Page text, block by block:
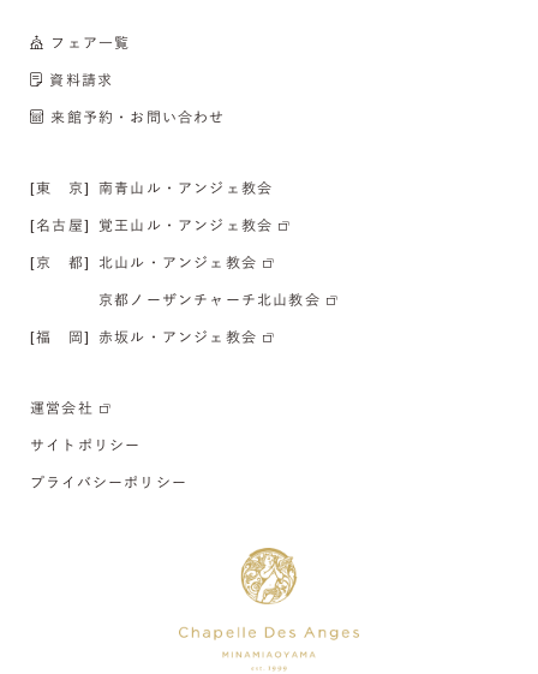
フェア一覧
資料請求
来館予約・お問い合わせ
[東 京] 南青山ル・アンジェ教会
[名古屋] 覚王山ル・アンジェ教会
[京 都] 北山ル・アンジェ教会
京都ノーザンチャーチ北山教会
[福 岡] 赤坂ル・アンジェ教会
運営会社
サイトポリシー
プライバシーポリシー